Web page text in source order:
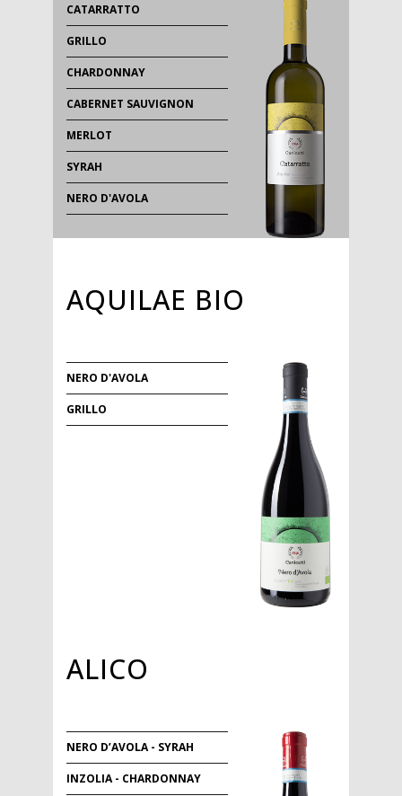
CATARRATTO
GRILLO
CHARDONNAY
CABERNET SAUVIGNON
MERLOT
SYRAH
NERO D'AVOLA
AQUILAE BIO
NERO D'AVOLA
GRILLO
ALICO
NERO D’AVOLA - SYRAH
INZOLIA - CHARDONNAY